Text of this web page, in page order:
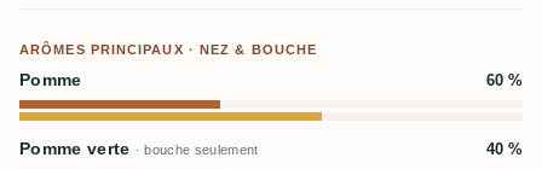
ARÔMES PRINCIPAUX · NEZ & BOUCHE
Pomme 60 %
Pomme verte · bouche seulement 40 %